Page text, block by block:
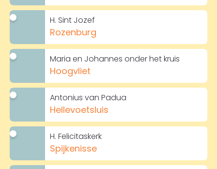
H. Sint Jozef
Rozenburg
Maria en Johannes onder het kruis
Hoogvliet
Antonius van Padua
Hellevoetsluis
H. Felicitaskerk
Spijkenisse